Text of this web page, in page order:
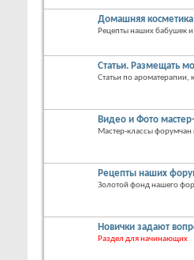
Домашняя косметика
Рецепты наших бабушек
Статьи. Размещать
Статьи по ароматерапии,
Видео и Фото
Мастер-классы форумчан
Рецепты наших
Золотой фонд нашего
Новички задают
Раздел для начинающих